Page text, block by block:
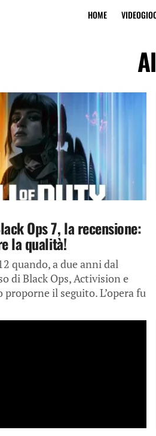
HOME
Ops 7, la recensione:
la qualità!
quando, a due anni dal
di Black Ops, Activision e
proporne il seguito. L’opera fu